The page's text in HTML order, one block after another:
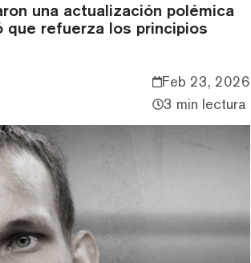
una actualización polémica
que refuerza los principios
Feb 23, 2026
3 min lectura